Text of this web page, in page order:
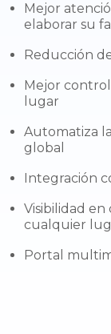
Mejor
elaborar su
Reducción
Mejor
lugar
Automatiza
global
Integración
Visibilidad
cualquier
Portal